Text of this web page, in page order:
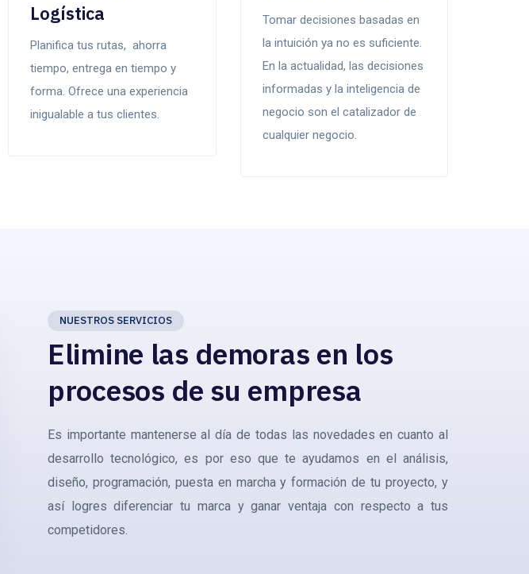
Logística
Planifica tus rutas, ahorra
tiempo, entrega en tiempo y
forma. Ofrece una experiencia
inigualable a tus clientes.
Tomar decisiones basadas en
la intuición ya no es suficiente.
En la actualidad, las decisiones
informadas y la inteligencia de
negocio son el catalizador de
cualquier negocio.
NUESTROS SERVICIOS
Elimine las demoras en los
procesos de su empresa
Es importante mantenerse al día de todas las novedades en cuanto al
desarrollo tecnológico, es por eso que te ayudamos en el análisis,
diseño, programación, puesta en marcha y formación de tu proyecto, y
así logres diferenciar tu marca y ganar ventaja con respecto a tus
competidores.